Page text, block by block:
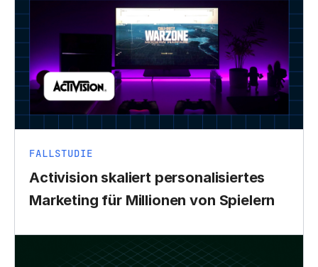
FALLSTUDIE
Activision skaliert personalisiertes
Marketing für Millionen von Spielern